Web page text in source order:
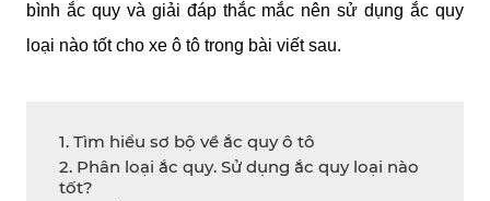
bình ắc quy và giải đáp thắc mắc nên sử dụng ắc quy
loại nào tốt cho xe ô tô trong bài viết sau.
1. Tìm hiểu sơ bộ về ắc quy ô tô
2. Phân loại ắc quy. Sử dụng ắc quy loại nào
tốt?